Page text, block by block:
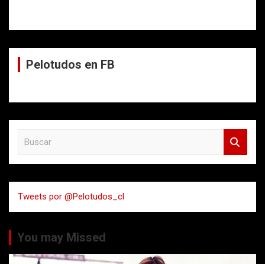
Pelotudos en FB
a
r
Tweets por @Pelotudos_cl
You may Missed